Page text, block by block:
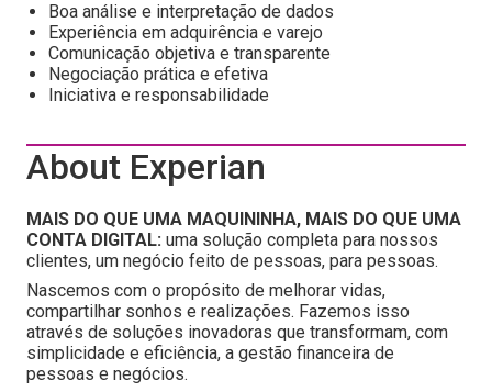
Boa análise e interpretação de dados
Experiência em adquirência e varejo
Comunicação objetiva e transparente
Negociação prática e efetiva
Iniciativa e responsabilidade
About Experian
MAIS DO QUE UMA MAQUININHA, MAIS DO QUE UMA
CONTA DIGITAL: uma solução completa para nossos
clientes, um negócio feito de pessoas, para pessoas.
Nascemos com o propósito de melhorar vidas,
compartilhar sonhos e realizações. Fazemos isso
através de soluções inovadoras que transformam, com
simplicidade e eficiência, a gestão financeira de
pessoas e negócios.